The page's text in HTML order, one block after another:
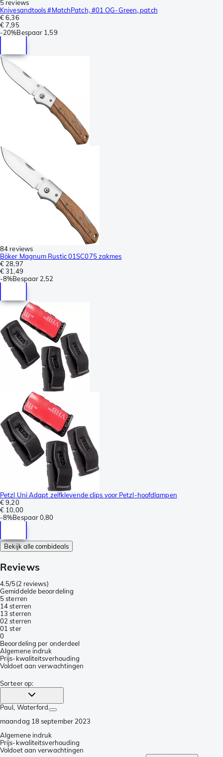
5 reviews
Knivesandtools #MatchPatch, #01 OG-Green, patch
€ 6,36
€ 7,95
-20%Bespaar 1,59
84 reviews
Böker Magnum Rustic 01SC075 zakmes
€ 28,97
€ 31,49
-8%Bespaar 2,52
Petzl Uni Adapt zelfklevende clips voor Petzl-hoofdlampen
€ 9,20
€ 10,00
-8%Bespaar0,80
Bekijk alle combideals
Reviews
4.5/5(2 reviews)
Gemiddelde beoordeling
5 sterren
14 sterren
13 sterren
02 sterren
01 ster
0
Beoordeling per onderdeel
Algemene indruk
Prijs-kwaliteitsverhouding
Voldoet aan verwachtingen
Sorteer op:
Paul, Waterford
maandag 18 september 2023
Algemene indruk
Prijs-kwaliteitsverhouding
Voldoet aan verwachtingen